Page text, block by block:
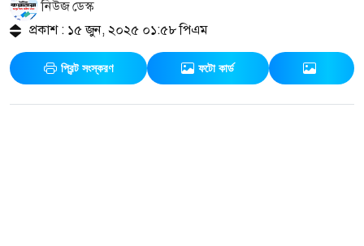
নিউজ ডেস্ক
প্রকাশ : ১৫ জুন, ২০২৫ ০১:৫৮ পিএম
প্রিন্ট সংস্করণ ফটো কার্ড